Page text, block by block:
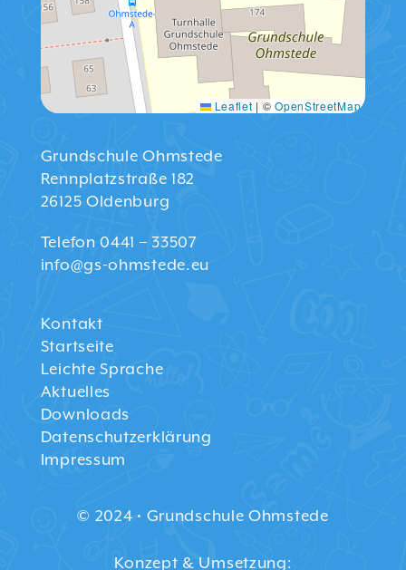
Grundschule Ohmstede
Rennplatzstraße 182
26125 Oldenburg
Telefon 0441 – 33507
info@gs-ohmstede.eu
© 2024 • Grundschule Ohmstede
Konzept & Umsetzung:
Kontakt
Startseite
Leichte Sprache
Aktuelles
Downloads
Datenschutzerklärung
Impressum
Leaflet | ©OpenStreetMap